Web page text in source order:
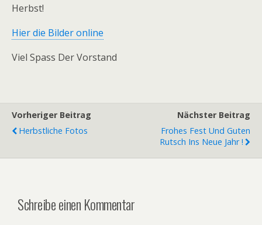
Herbst!
Hier die Bilder online
Viel Spass Der Vorstand
Vorheriger Beitrag
Herbstliche Fotos
Nächster Beitrag
Frohes Fest Und Guten
Rutsch Ins Neue Jahr !
Schreibe einen Kommentar